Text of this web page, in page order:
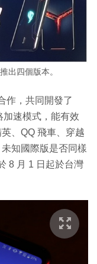
出四個版本。
作，共同開發了
加速模式，能有效
、QQ 飛車、穿越
知國際版是否同樣
8 月 1 日起於台灣